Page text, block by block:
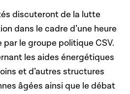
discuteront de la lutte
dans le cadre d’une heure
le groupe politique CSV.
les aides énergétiques
et d’autres structures
âgées ainsi que le débat